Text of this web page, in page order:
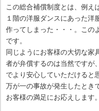
この総合補償制度とは、例え
１階の洋服ダンスにあった洋
作ってしまった・・・。この
です。
同じようにお客様の大切な家
者が弁償するのは当然ですが
でより安心していただけると
万が一の事故が発生したとき
お客様の満足にお応えします。